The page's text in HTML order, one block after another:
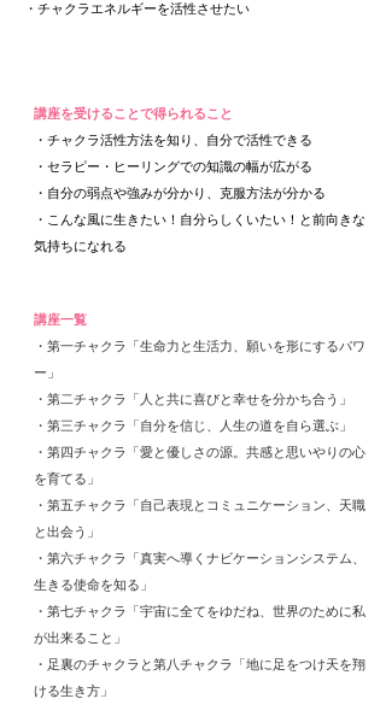
​・チャクラエネルギーを活性させたい
講座を受けることで得られること​
・チャクラ活性方法を知り、自分で活性できる
・セラピー・ヒーリングでの知識の幅が広がる
・自分の弱点や強みが分かり、克服方法が分かる
・こんな風に生きたい！自分らしくいたい！と前向きな
気持ちになれる
講座一覧
・第一チャクラ「生命力と生活力、願いを形にするパワ
ー」
・第二チャクラ「人と共に喜びと幸せを分かち合う」
・第三チャクラ「自分を信じ、人生の道を自ら選ぶ」
・第四チャクラ「愛と優しさの源。共感と思いやりの心
を育てる」
・第五チャクラ「自己表現とコミュニケーション、天職
と出会う」
・第六チャクラ「真実へ導くナビケーションシステム、
生きる使命を知る」
・第七チャクラ「宇宙に全てをゆだね、世界のために私
が出来ること」
​・足裏のチャクラと第八チャクラ「地に足をつけ天を翔
ける生き方」